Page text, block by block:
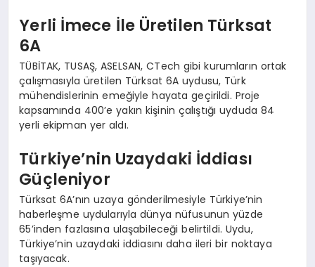
Yerli İmece İle Üretilen Türksat
6A
TÜBİTAK, TUSAŞ, ASELSAN, CTech gibi kurumların ortak
çalışmasıyla üretilen Türksat 6A uydusu, Türk
mühendislerinin emeğiyle hayata geçirildi. Proje
kapsamında 400’e yakın kişinin çalıştığı uyduda 84
yerli ekipman yer aldı.
Türkiye’nin Uzaydaki İddiası
Güçleniyor
Türksat 6A’nın uzaya gönderilmesiyle Türkiye’nin
haberleşme uydularıyla dünya nüfusunun yüzde
65’inden fazlasına ulaşabileceği belirtildi. Uydu,
Türkiye’nin uzaydaki iddiasını daha ileri bir noktaya
taşıyacak.